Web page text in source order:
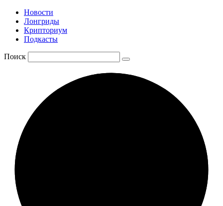
Новости
Лонгриды
Крипториум
Подкасты
Поиск